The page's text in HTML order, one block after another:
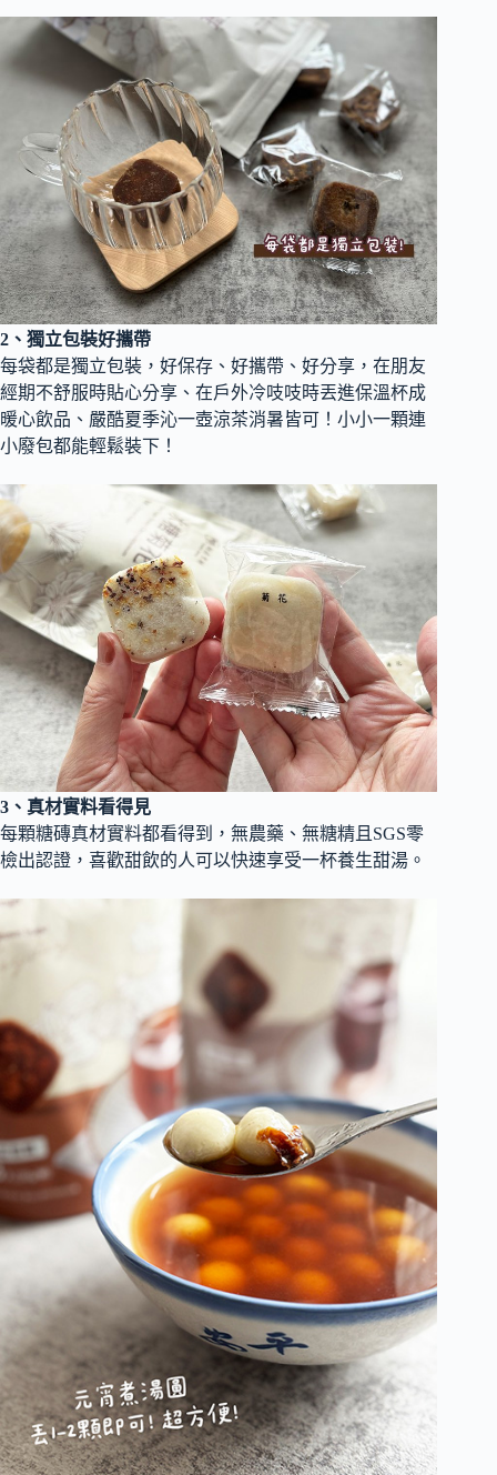
2、獨立包裝好攜帶
每袋都是獨立包裝，好保存、好攜帶、好分享，在朋友
經期不舒服時貼心分享、在戶外冷吱吱時丟進保溫杯成
暖心飲品、嚴酷夏季沁一壺涼茶消暑皆可！小小一顆連
小廢包都能輕鬆裝下！
3、真材實料看得見
每顆糖磚真材實料都看得到，無農藥、無糖精且SGS零
檢出認證，喜歡甜飲的人可以快速享受一杯養生甜湯。